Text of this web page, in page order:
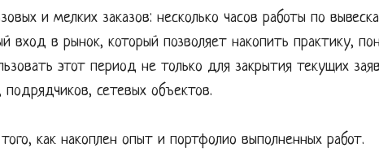
и мелких заказов: несколько часов работы по
в рынок, который позволяет накопить практику,
этот период не только для закрытия текущих
сетевых объектов.
как накоплен опыт и портфолио выполненных работ.